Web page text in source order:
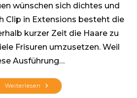
wünschen sich dichtes und
Clip in Extensions besteht die
kurzer Zeit die Haare zu
Frisuren umzusetzen. Weil
Ausführung…
Weiterlesen So
Wird